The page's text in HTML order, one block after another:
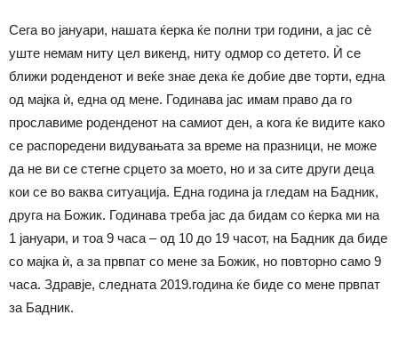
Сега во јануари, нашата ќерка ќе полни три години, а јас сѐ
уште немам ниту цел викенд, ниту одмор со детето. Ѝ се
ближи роденденот и веќе знае дека ќе добие две торти, една
од мајка ѝ, една од мене. Годинава јас имам право да го
прославиме роденденот на самиот ден, а кога ќе видите како
се распоредени видувањата за време на празници, не може
да не ви се стегне срцето за моето, но и за сите други деца
кои се во ваква ситуација. Една година ја гледам на Бадник,
друга на Божик. Годинава треба јас да бидам со ќерка ми на
1 јануари, и тоа 9 часа – од 10 до 19 часот, на Бадник да биде
со мајка ѝ, а за првпат со мене за Божик, но повторно само 9
часа. Здравје, следната 2019.година ќе биде со мене првпат
за Бадник.